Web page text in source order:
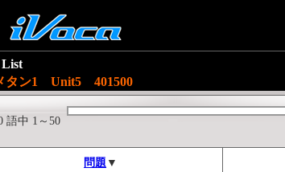
タン1 Unit5 401500
語中 1～50
問題 ▼